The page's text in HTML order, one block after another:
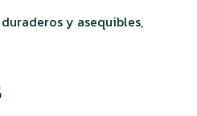
y asequibles,